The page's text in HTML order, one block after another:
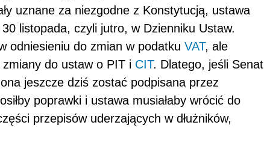
uznane za niezgodne z Konstytucją, ustawa
listopada, czyli jutro, w Dzienniku Ustaw.
odniesieniu do zmian w podatku VAT, ale
do ustaw o PIT i CIT. Dlatego, jeśli Senat
jeszcze dziś zostać podpisana przez
poprawki i ustawa musiałaby wrócić do
przepisów uderzających w dłużników,